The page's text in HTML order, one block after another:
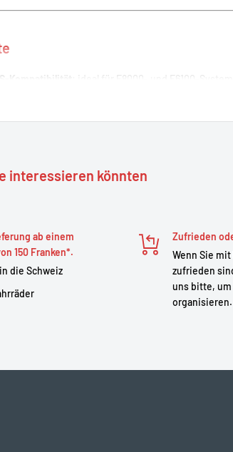
Kompatibilität
: ideal für E8000- und E6100-
Montage
: Herausnehmbarer Akku zum Aufladen am
Kurzschluss.
interessieren könnten
ab einem
150 Franken*.
die Schweiz
Zufrieden
Wenn Sie
zufrieden
uns bitte, um
organisieren.